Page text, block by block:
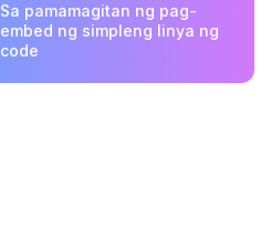
Sa pamamagitan ng pag-
embed ng simpleng linya ng
code